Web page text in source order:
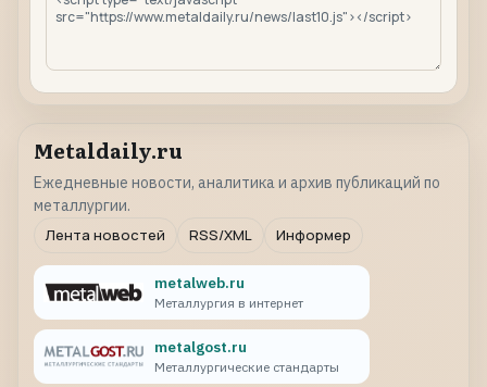
Metaldaily.ru
Ежедневные новости, аналитика и архив публикаций по
металлургии.
Лента новостей
RSS/XML Информер
metalweb.ru
Металлургия в интернет
metalgost.ru
Металлургические стандарты